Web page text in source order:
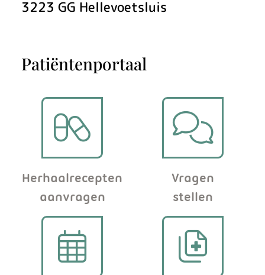
s
3223 GG Hellevoetsluis
Patiëntenportaal
Herhaalrecepten
aanvragen
Vragen
stellen